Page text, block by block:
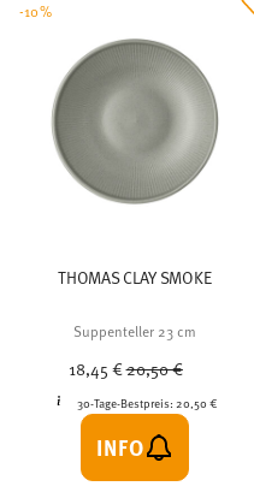
THOMAS CLAY SMOKE
Suppenteller 23 cm
18,45 € Price reduced from
20,50 €to
30-Tage-Bestpreis: 20,50 €
INFO
-10%